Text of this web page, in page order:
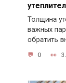
Толщина
важных
обратить
0